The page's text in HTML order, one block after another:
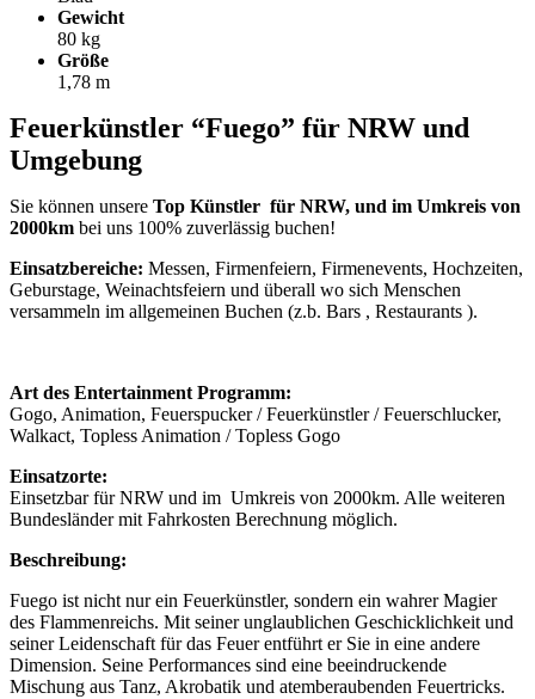
Gewicht
80 kg
Größe
1,78 m
Feuerkünstler “Fuego” für NRW und
Umgebung
Sie können unsere Top Künstler für NRW, und im Umkreis von
2000km bei uns 100% zuverlässig buchen!
Einsatzbereiche: Messen, Firmenfeiern, Firmenevents, Hochzeiten,
Geburstage, Weinachtsfeiern und überall wo sich Menschen
versammeln im allgemeinen Buchen (z.b. Bars , Restaurants ).
Art des Entertainment Programm:
Gogo, Animation, Feuerspucker / Feuerkünstler / Feuerschlucker,
Walkact, Topless Animation / Topless Gogo
Einsatzorte:
Einsetzbar für NRW und im Umkreis von 2000km. Alle weiteren
Bundesländer mit Fahrkosten Berechnung möglich.
Beschreibung:
Fuego ist nicht nur ein Feuerkünstler, sondern ein wahrer Magier
des Flammenreichs. Mit seiner unglaublichen Geschicklichkeit und
seiner Leidenschaft für das Feuer entführt er Sie in eine andere
Dimension. Seine Performances sind eine beeindruckende
Mischung aus Tanz, Akrobatik und atemberaubenden Feuertricks.